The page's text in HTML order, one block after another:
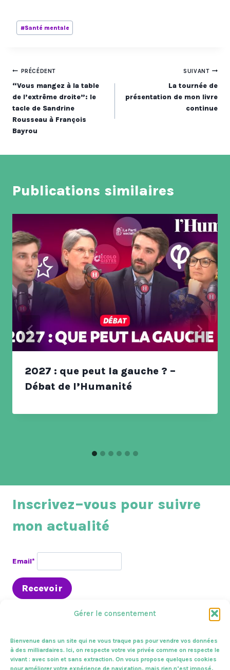
Gérer le consentement
Bienvenue dans un site qui ne vous traque pas pour vendre vos données
à des milliardaires. Ici, on respecte votre vie privée comme on respecte le
vivant : avec soin et sans extraction. On vous propose quelques cookies
pour améliorer votre expérience de navigation, mais rien n’est imposé,
Étiquettes
de
#Santé mentale
Navigation
de
l’article
PRÉCÉDENT
“Vous mangez à la table
de l’extrême droite”: le
tacle de Sandrine
Rousseau à François
Bayrou
SUIVANT
La tournée de
présentation de mon livre
continue
Publications similaires
2027 : que peut la gauche ? –
Débat de l’Humanité
Inscrivez–vous pour suivre
mon actualité
Email*
En circo Presse & médias A l’assemblée